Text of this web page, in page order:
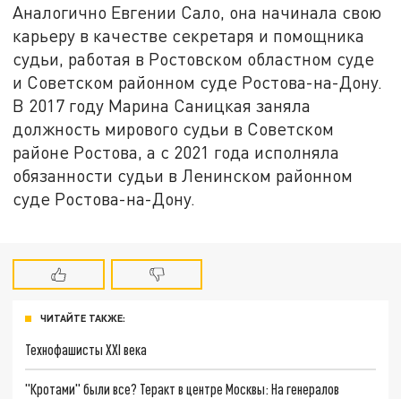
Аналогично Евгении Сало, она начинала свою
карьеру в качестве секретаря и помощника
судьи, работая в Ростовском областном суде
и Советском районном суде Ростова-на-Дону.
В 2017 году Марина Саницкая заняла
должность мирового судьи в Советском
районе Ростова, а с 2021 года исполняла
обязанности судьи в Ленинском районном
суде Ростова-на-Дону.
ЧИТАЙТЕ ТАКЖЕ:
Технофашисты XXI века
"Кротами" были все? Теракт в центре Москвы: На генералов